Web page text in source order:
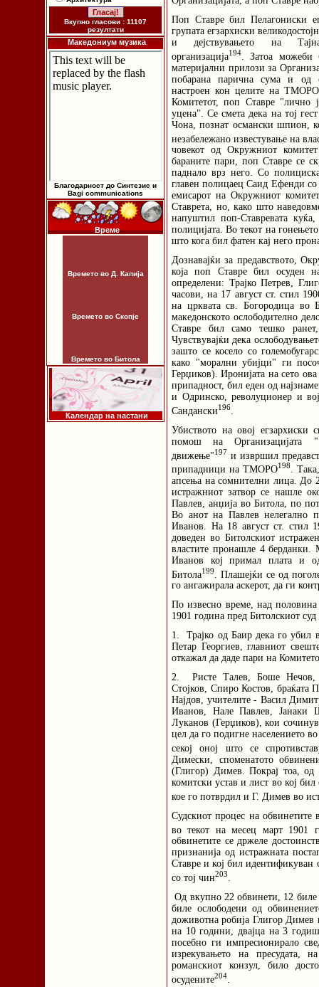
Вкупно гласови : 11107
резултати
Македониум музика
Благодарност до Синтезис и
Bagi communications
Време
Времето во Д. Капија
Времето во Скопје
Времето во Битола
Календар на настани
Поп Ставре бил Пелагониски
групата егзархиски
и дејствувањето на
организација194
. Затоа можеби
материјални прилози за
побарана парична сума и од
настроен кон целите на ТМОРО
Комитетот, поп Ставре "лично
уцена". Се смета дека на тој
Чона, познат османски шпион,
незабележано известување на
човекот од Окружниот
бараните пари, поп Ставре се
паднало врз него. Со
главен полицаец Саид Ефенди
емисарот на Окружниот
Ставрета, но, како што
напуштил поп-Ставревата
полицијата. Во текот на
што кога бил фатен кај него
Дознавајќи за предавството,
која поп Ставре бил осуден
определени: Трајко Петрев,
часови, на 17 август ст. стил
на црквата св. Богородица во
македонското ослободително
Ставре бил само тешко
Чувствувајќи дека
зашто се косело со
како "морални убијци" ги
Герџиков). Иронијата на сето
припадност, бил еден од
и Одринско, револуционер и
Сандански196
Убиството на овој егзархиски
помош на Организацијата
движење"197 и извршил
припадници на ТМОРО198
.
апсења на сомнителни лица. До
истражниот затвор се нашле
Павлев, анџија во Битола, по
Во анот на Павлев нелегално
Иванов. На 18 август ст. стил
доведен во Битолскиот
властите пронашле 4
Иванов кој примал плата и
Битола199
. Плашејќи се од
го ангажирала аскерот, да ги
По извесно време, над
1901 година пред Битолскиот
1. Трајко од Баир дека го убил
Петар Георгиев, главниот
откажал да даде пари на
2. Ристе Талев, Боше Нечов,
Стојков, Спиро Костов,
Најдов, учителите - Васил
Иванов, Нале Павлев, Јанаки
Луканов (Герџиков), кои
цел да го подигне населението
секој оној што се
Димески, споменатото
(Глигор) Димев. Покрај тоа, од
комитски устав и лист во кој
кое го потврдил и Г. Димев во
Судскиот процес на обвинетите
во текот на месец март 1901
обвинетите се држеле
признанија од истражната
Ставре и кој бил идентификуван
со тој чин203
Од вкупно 22 обвинети, 12 биле
биле ослободени од
доживотна робија Глигор
на 10 години, двајца на 3
посебно ги импресионирало
изрекувањето на пресудата,
романскиот конзул, било
осудените204